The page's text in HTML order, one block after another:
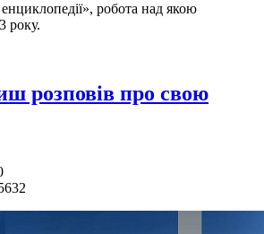
енциклопедії», робота над якою
року.
розповів про свою